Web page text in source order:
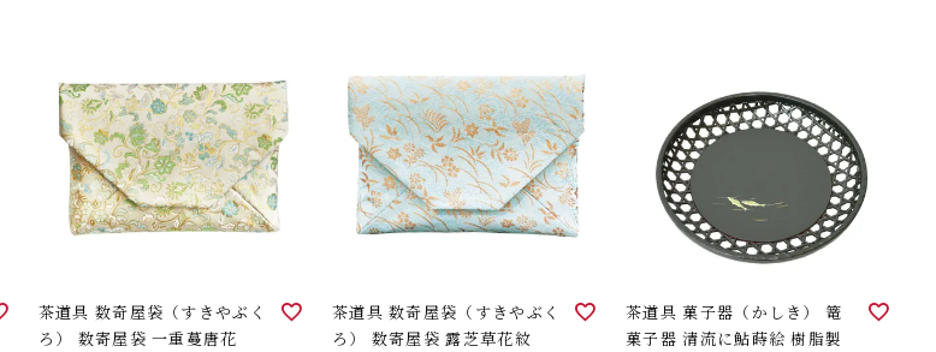
茶道具 数奇屋袋（すきやぶく
ろ） 数寄屋袋 一重蔓唐花
茶道具 数奇屋袋（すきやぶく
ろ） 数寄屋袋 露芝草花紋
茶道具 菓子器（かしき） 篭
菓子器 清流に鮎蒔絵 樹脂製